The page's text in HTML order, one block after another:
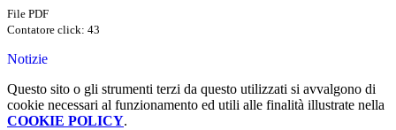
File PDF
Contatore click: 43
Notizie
Questo sito o gli strumenti terzi da questo utilizzati si avvalgono di
cookie necessari al funzionamento ed utili alle finalità illustrate nella
COOKIE POLICY.